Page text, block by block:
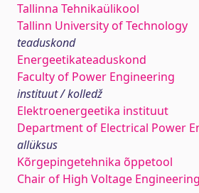
Tallinna Tehnikaülikool
Tallinn University of Technology
teaduskond
Energeetikateaduskond
Faculty of Power Engineering
instituut / kolledž
Elektroenergeetika instituut
Department of Electrical Power
allüksus
Kõrgepingetehnika õppetool
Chair of High Voltage Engineering